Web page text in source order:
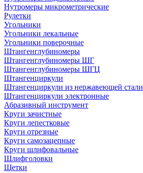
Нутромеры микрометрические
Рулетки
Угольники
Угольники лекальные
Угольники поверочные
Штангенглубиномеры
Штангенглубиномеры ШГ
Штангенглубиномеры ШГЦ
Штангенциркули
Штангенциркули из нержавеющей стали
Штангенциркули электронные
Абразивный инструмент
Круги зачистные
Круги лепестковые
Круги отрезные
Круги самозацепные
Круги шлифовальные
Шлифголовки
Щетки